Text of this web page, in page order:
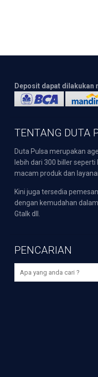
Deposit dapat dilakukan
TENTANG DUTA
Duta Pulsa merupakan
lebih dari 300 biller seperti
macam produk dan
Kini juga tersedia
dengan kemudahan
Gtalk dll.
PENCARIAN